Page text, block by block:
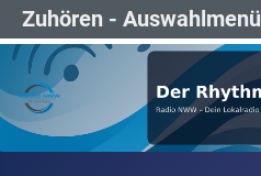
Zuhören - Auswahlmenü